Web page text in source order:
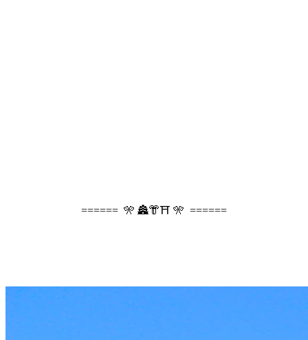
====== 🎌 🏯👘⛩️ 🎌 ======